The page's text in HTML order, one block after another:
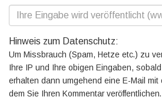
Hinweis zum Datenschutz:
Um Missbrauch (Spam, Hetze etc.) zu
Ihre IP und Ihre obigen Eingaben,
erhalten dann umgehend eine E-Mail mit
dem Sie Ihren Kommentar veröffentlichen.